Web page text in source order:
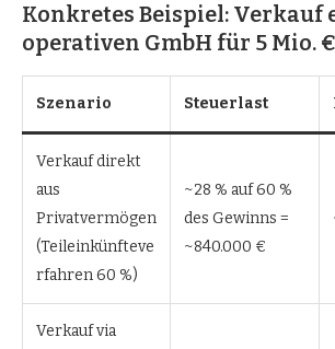
Konkretes Beispiel: Verkauf
operativen GmbH für 5 Mio. €
Szenario Steuerlast
Verkauf direkt
aus
Privatvermögen
(Teileinkünfteve
rfahren 60 %)
~28 % auf 60 %
des Gewinns =
~840.000 €
Verkauf via